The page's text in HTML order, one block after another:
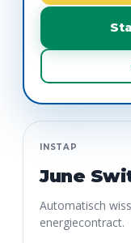
INSTAP
June
Automatisch
energiecontract.